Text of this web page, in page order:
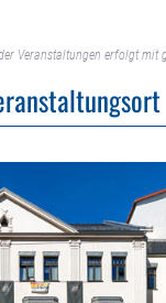
Veranstaltungen erfolgt